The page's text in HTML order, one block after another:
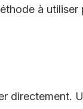
à utiliser
directement.